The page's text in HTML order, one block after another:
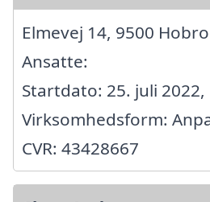
Elmevej 14, 9500 Hobro
Ansatte:
Startdato: 25. juli 2022,
Virksomhedsform:
CVR: 43428667